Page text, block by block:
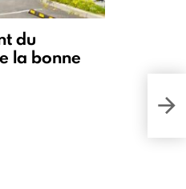
du
la bonne